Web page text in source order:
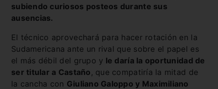
subiendo curiosos posteos durante sus
ausencias.
El técnico aprovechará para hacer rotación en la
Sudamericana ante un rival que sobre el papel es
el más débil del grupo y le daría la oportunidad de
ser titular a Castaño , que compatiría la mitad de
la cancha con Giuliano Galoppo y Maximiliano